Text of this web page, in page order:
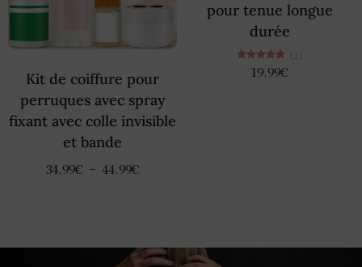
Kit de coiffure pour
perruques avec spray
fixant avec colle invisible
et bande
34.99€ – 44.99€
pour tenue longue
durée
Note
5.00
(2)
19.99€